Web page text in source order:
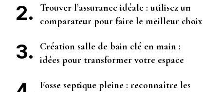
Trouver l’assurance idéale : utilisez un
comparateur pour faire le meilleur choix
Création salle de bain clé en main :
idées pour transformer votre espace
Fosse septique pleine : reconnaître les